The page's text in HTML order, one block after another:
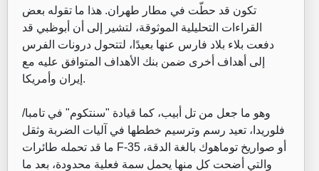
تكون قد حطّت في مطار طهران. هذا ما تقوله بعض
القراءات التحليلية الموثوقة، لتشير إلى أن أبوظبي قد
دفعت بلاء بلاد فارس عنها بعيدًا، لتتحول درونات الفرس
إلى أهداف أخرى ضمن بنك الأهداف المتوافق عليه مع
إيران وأمريكا.
وهو ما جعل من تل أبيب، كما قيادة "سنتكوم" في تامبا/
فلوريدا، تعيد رسم وترسيم خططها في آليات الضربة وثقل
ما قد تحمله طائرات F-35 أو صواريخ توماهوك بالغة الدقة،
والتي أضحت كل منها يحمل سمة فعلية محدودة، بعد ما